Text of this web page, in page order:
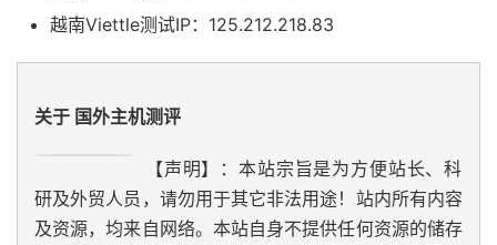
越南Viettle测试IP：125.212.218.83
关于 国外主机测评
【声明】：本站宗旨是为方便站长、科
研及外贸人员，请勿用于其它非法用途！站内所有内容
及资源，均来自网络。本站自身不提供任何资源的储存